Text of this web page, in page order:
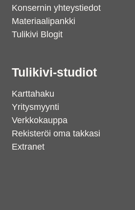
Konsernin yhteystiedot
Materiaalipankki
Tulikivi Blogit
Tulikivi-studiot
Karttahaku
Yritysmyynti
Verkkokauppa
Rekisteröi oma takkasi
Extranet